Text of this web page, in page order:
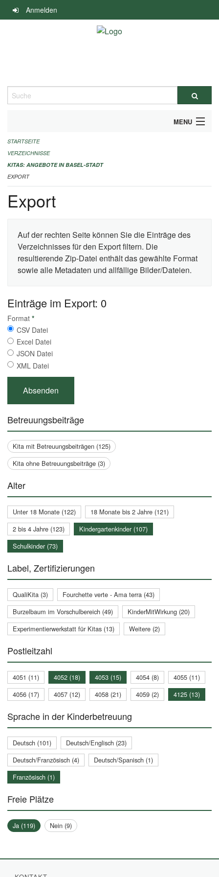
Navigation
überspringen
Anmelden
Suche
MENU
ALLGEMEINE INFORMATIONEN
IMPRESSUM
STARTSEITE
VERZEICHNISSE
KITAS: ANGEBOTE IN BASEL-STADT
EXPORT
Export
Auf der rechten Seite können Sie die Einträge des
Verzeichnisses für den Export filtern. Die
resultierende Zip-Datei enthält das gewählte Format
sowie alle Metadaten und allfällige Bilder/Dateien.
Einträge im Export: 0
Format *
CSV Datei
Excel Datei
JSON Datei
XML Datei
Betreuungsbeiträge
Kita mit Betreuungsbeiträgen (125)
Kita ohne Betreuungsbeiträge (3)
Alter
Unter 18 Monate (122)
18 Monate bis 2 Jahre (121)
2 bis 4 Jahre (123)
Kindergartenkinder (107)
Schulkinder (73)
Label, Zertifizierungen
QualiKita (3)
Fourchette verte - Ama terra (43)
Burzelbaum im Vorschulbereich (49)
KinderMitWirkung (20)
Experimentierwerkstatt für Kitas (13)
Weitere (2)
Postleitzahl
4051 (11) 4052 (18) 4053 (15) 4054 (8)
4055 (11)
4056 (17)
4057 (12) 4058 (21) 4059 (2) 4125 (13)
Sprache in der Kinderbetreuung
Deutsch (101)
Deutsch/Englisch (23)
Deutsch/Französisch (4)
Deutsch/Spanisch (1)
Französisch (1)
Freie Plätze
Ja (119) Nein (9)